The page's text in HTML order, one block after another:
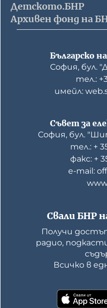
Детското.БНР
Архивен фонд на
Българско
София, бул.
тел.:
имейл:
Свали БНР
Получи
радио,
Всичко в
Съвет за
София, бул.
тел.: +
факс: +
е-mail: